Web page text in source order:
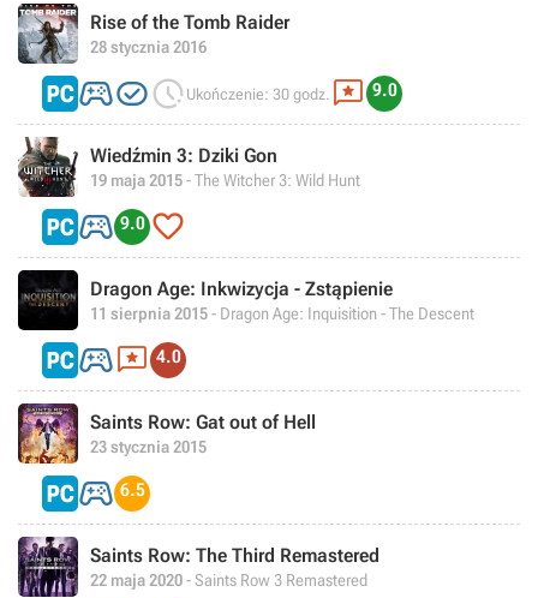
Rise of the Tomb Raider
28 stycznia 2016
 Ukończenie: 30 godz.  9.0
Wiedźmin 3: Dziki Gon
19 maja 2015- The Witcher 3: Wild Hunt
 9.0 
Dragon Age: Inkwizycja - Zstąpienie
11 sierpnia 2015- Dragon Age: Inquisition - The Descent
 4.0
Saints Row: Gat out of Hell
23 stycznia 2015
 6.5
Saints Row: The Third Remastered
22 maja 2020- Saints Row 3 Remastered